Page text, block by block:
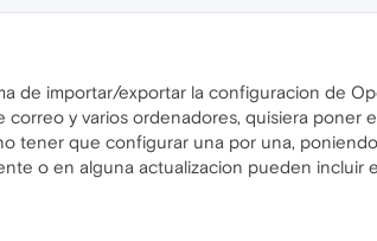
de importar/exportar la configuracion de
correo y varios ordenadores, quisiera
tener que configurar una por una,
o en alguna actualizacion pueden incluir